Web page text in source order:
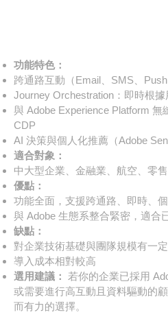
功能特色：
跨通路互動（Email、SMS、Push
Journey Orchestration：即時根
與 Adobe Experience Platform 無
CDP
AI 決策與個人化推薦（Adobe
適合對象：
中大型企業、金融業、航空、零
優點：
功能全面，支援跨通路、即時、
與 Adobe 生態系整合緊密，適合
缺點：
對企業技術基礎與團隊規模有一
導入成本相對較高
選用建議：
若你的企業已採用
或需要進行高互動且資料驅動的
而有力的選擇。